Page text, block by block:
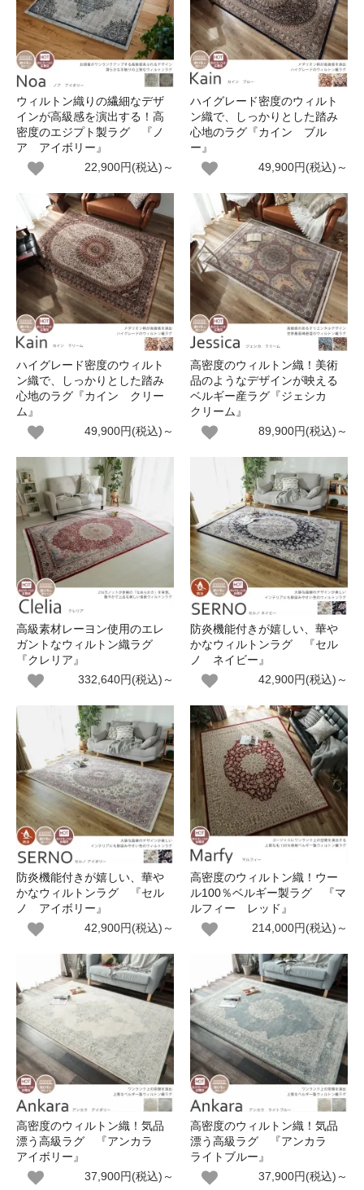
ウィルトン織りの繊細なデザ
インが高級感を演出する！高
密度のエジプト製ラグ 『ノ
ア アイボリー』
22,900円(税込)～
ハイグレード密度のウィルト
ン織で、しっかりとした踏み
心地のラグ『カイン ブル
ー』
49,900円(税込)～
ハイグレード密度のウィルト
ン織で、しっかりとした踏み
心地のラグ『カイン クリー
ム』
49,900円(税込)～
高密度のウィルトン織！美術
品のようなデザインが映える
ベルギー産ラグ『ジェシカ
クリーム』
89,900円(税込)～
高級素材レーヨン使用のエレ
ガントなウィルトン織ラグ
『クレリア』
332,640円(税込)～
防炎機能付きが嬉しい、華や
かなウィルトンラグ 『セル
ノ ネイビー』
42,900円(税込)～
防炎機能付きが嬉しい、華や
かなウィルトンラグ 『セル
ノ アイボリー』
42,900円(税込)～
高密度のウィルトン織！ウー
ル100％ベルギー製ラグ 『マ
ルフィー レッド』
214,000円(税込)～
高密度のウィルトン織！気品
漂う高級ラグ 『アンカラ
アイボリー』
37,900円(税込)～
高密度のウィルトン織！気品
漂う高級ラグ 『アンカラ
ライトブルー』
37,900円(税込)～